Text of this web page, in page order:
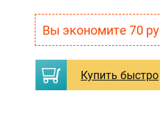
Вы экономите 70
Купить быстро